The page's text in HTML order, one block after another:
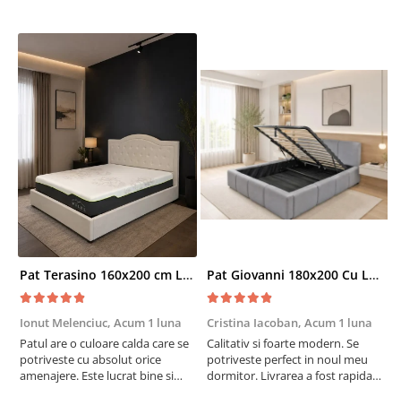
Pat Terasino 160x200 cm Lada Depozitare Tapitat Stofa Bej Somiera Inclusa
Ionut Melenciuc, Acum 1 luna
Patul are o culoare calda care se
potriveste cu absolut orice
amenajere. Este lucrat bine si
Pat Giovanni 180x200 Cu Lada De Depozitare Tapitat Catifea Gri Somiera Inclusa
Cristina Iacoban, Acum 1 luna
Calitativ si foarte modern. Se
potriveste perfect in noul meu
dormitor. Livrarea a fost rapida